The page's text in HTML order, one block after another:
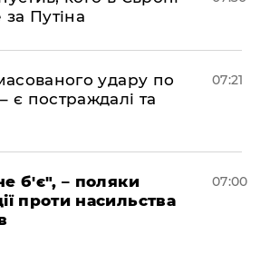
Путіна
удару по
є постраждалі та
07:21
б'є", – поляки
проти насильства
07:00